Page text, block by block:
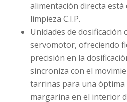
alimentación directa está
limpieza C.I.P.
Unidades de dosificación
servomotor, ofreciendo
precisión en la
sincroniza con el
tarrinas para una óptima
margarina en el interior